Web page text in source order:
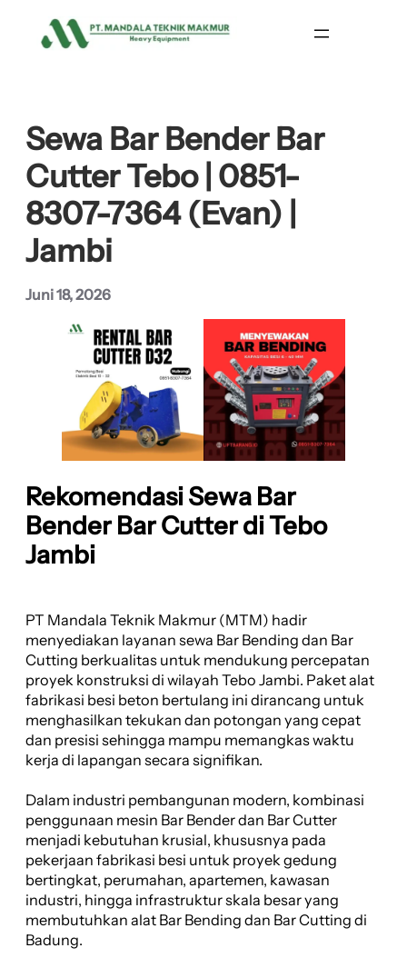
Sewa Bar Bender Bar
Cutter Tebo | 0851-
8307-7364 (Evan) |
Jambi
Juni 18, 2026
Rekomendasi Sewa Bar
Bender Bar Cutter di Tebo
Jambi
PT Mandala Teknik Makmur (MTM) hadir
menyediakan layanan sewa Bar Bending dan Bar
Cutting berkualitas untuk mendukung percepatan
proyek konstruksi di wilayah Tebo Jambi. Paket alat
fabrikasi besi beton bertulang ini dirancang untuk
menghasilkan tekukan dan potongan yang cepat
dan presisi sehingga mampu memangkas waktu
kerja di lapangan secara signifikan.
Dalam industri pembangunan modern, kombinasi
penggunaan mesin Bar Bender dan Bar Cutter
menjadi kebutuhan krusial, khususnya pada
pekerjaan fabrikasi besi untuk proyek gedung
bertingkat, perumahan, apartemen, kawasan
industri, hingga infrastruktur skala besar yang
membutuhkan alat Bar Bending dan Bar Cutting di
Badung.